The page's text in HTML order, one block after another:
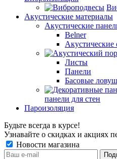
Акустические материалы
Акустические
Belner
Листы
Панели
Басовые
панели для стен
Пароизоляция
Будьте всегда в курсе!
Узнавайте о скидках и акциях
Новости магазина